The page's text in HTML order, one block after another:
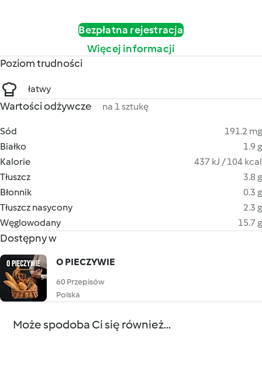
Bezpłatna rejestracja
Więcej informacji
Poziom trudności
łatwy
Wartości odżywcze na 1 sztukę
Sód
191.2 mg
Białko
1.9 g
Kalorie
437 kJ / 104 kcal
Tłuszcz
3.8 g
Błonnik
0.3 g
Tłuszcz nasycony
2.3 g
Węglowodany
15.7 g
Dostępny w
O PIECZYWIE
60 Przepisów
Polska
Może spodoba Ci się również...